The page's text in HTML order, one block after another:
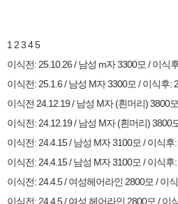
1 2345
이식전: 25.10.26 / 남성 m자 3300모 / 이식
이식전: 25.1.6 / 남성 M자 3300모 / 이식후:
이식전 24.12.19 / 남성 M자 (흰머리) 3800
이식전: 24.12.19 / 남성 M자 (흰머리) 3800
이식전: 24.4.15 / 남성 M자 3100모 / 이식후
이식전: 24.4.15 / 남성 M자 3100모 / 이식후
이식전: 24.4.5 / 여성헤어라인 2800모 / 이
이식전: 24.4.5 / 여성 헤어라인 2800모 / 이